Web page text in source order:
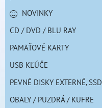
NOVINKY
CD / DVD / BLU RAY
PAMÄŤOVÉ KARTY
USB KĽÚČE
PEVNÉ DISKY EXTERNÉ, SSD
OBALY / PUZDRÁ / KUFRE